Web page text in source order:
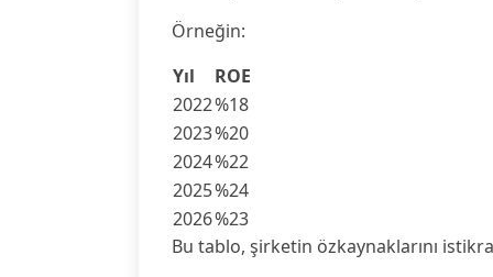
Örneğin:
Yıl
ROE
2022%18
2023%20
2024%22
2025%24
2026%23
Bu tablo, şirketin özkaynaklarını